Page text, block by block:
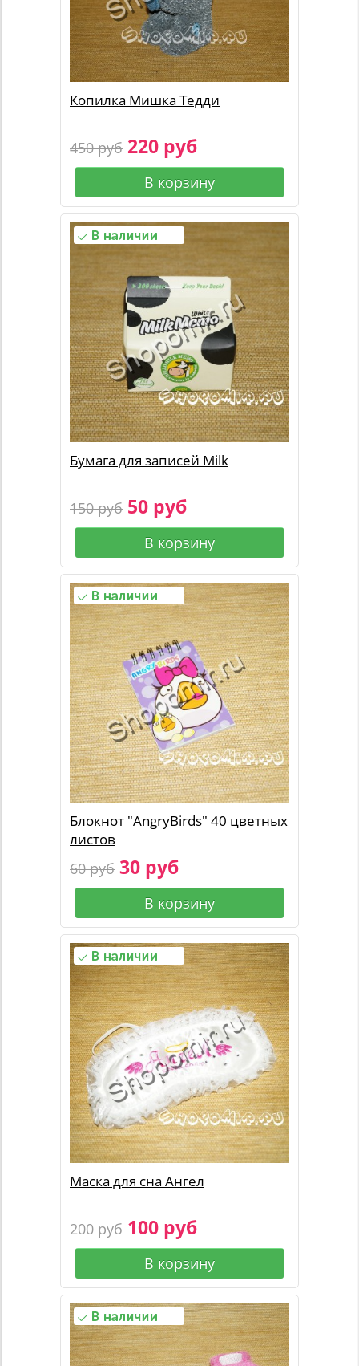
Копилка Мишка Тедди
450 руб 220 руб
В корзину
Бумага для записей Milk
150 руб 50 руб
В корзину
Блокнот "AngryBirds" 40 цветных
листов
60 руб 30 руб
В корзину
Маска для сна Ангел
200 руб 100 руб
В корзину